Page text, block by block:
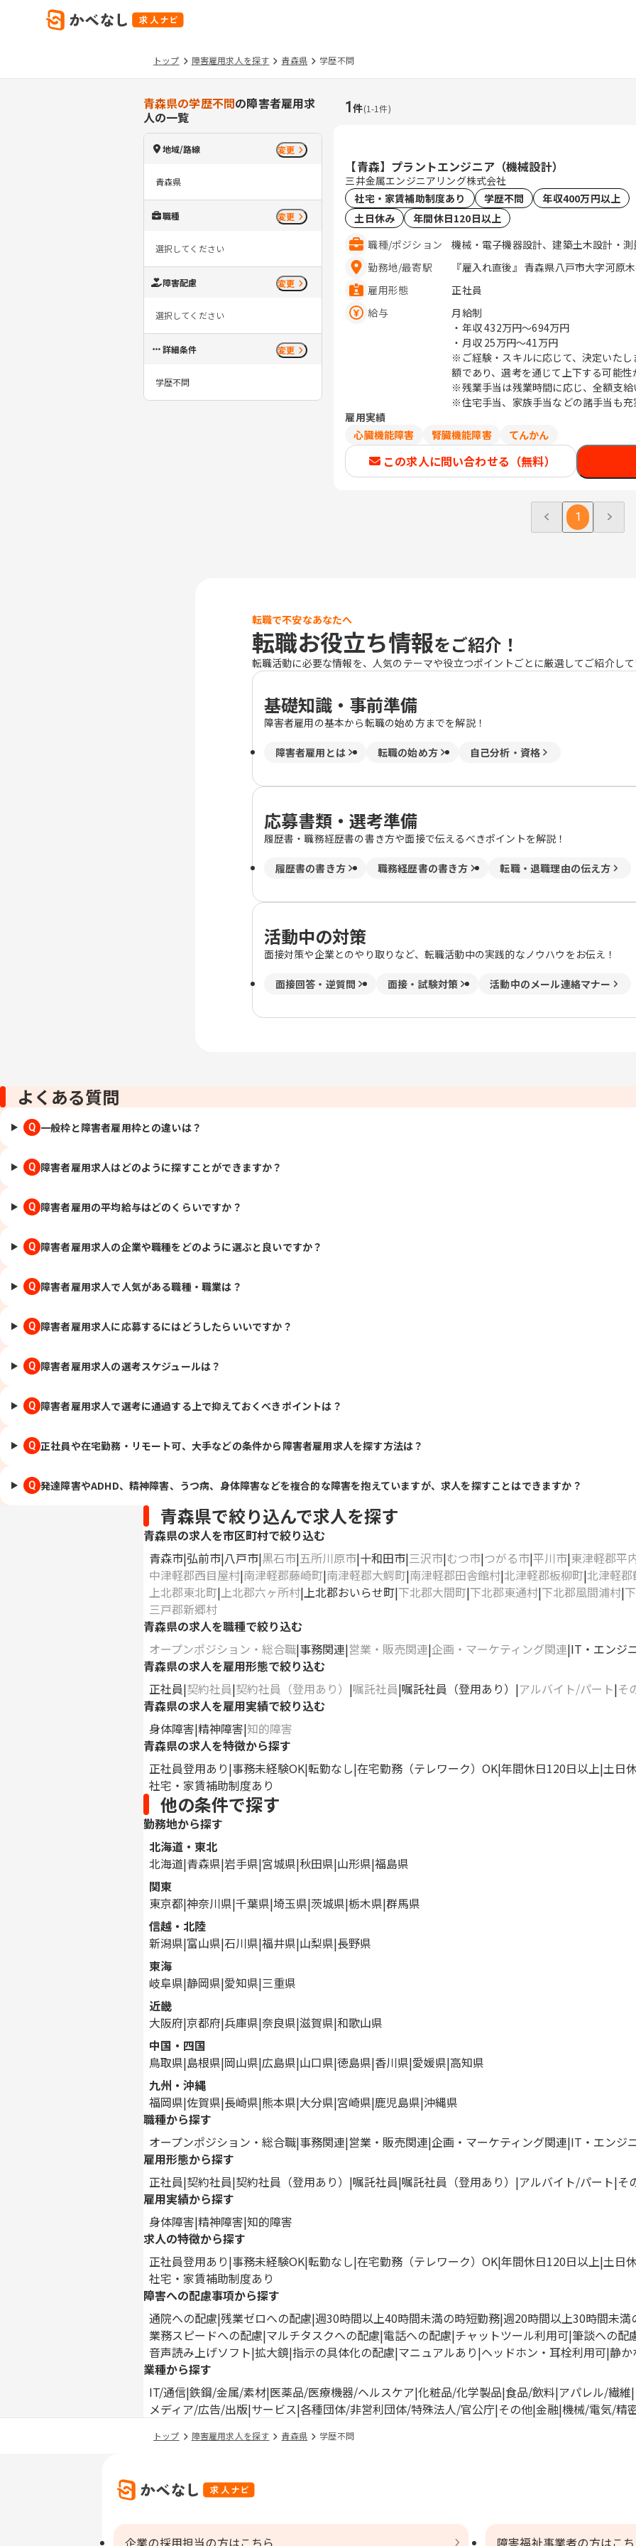
トップ 障害雇用求人を探す 青森県 学歴不問
青森県の学歴不問の障害者雇用求
人の一覧
地域/路線 変更
青森県
職種 変更
選択してください
障害配慮 変更
選択してください
詳細条件 変更
学歴不問
1件(1-1件)
【青森】プラントエンジニア（機械設計）
三井金属エンジニアリング株式会社
社宅・家賃補助制度あり
学歴不問
年収400万円以上
土日休み
年間休日120日以上
職種/ポジション
機械・電子機器設計、建築土木設計・
勤務地/最寄駅
『雇入れ直後』 青森県八戸市
雇用形態
正社員
給与
月給制
・年収432万円〜694万円
・月収 25万円〜41万円
※ご経験・スキルに応じて、決定いた
額であり、選考を通じて上下する可能性
※残業手当は残業時間に応じ、全額支給
※住宅手当、家族手当などの諸手当も充
雇用実績
心臓機能障害
腎臓機能障害 てんかん
この求人に問い合わせる（無料）
1
転職で不安なあなたへ
転職お役立ち情報をご紹介！
転職活動に必要な情報を、人気のテーマや役立つポイントごとに厳選してご紹介し
基礎知識・事前準備
障害者雇用の基本から転職の始め方までを解説！
障害者雇用とは 転職の始め方 自己分析・資格
応募書類・選考準備
履歴書・職務経歴書の書き方や面接で伝えるべきポイントを解説！
履歴書の書き方 職務経歴書の書き方 転職・退職理由の伝え方
活動中の対策
面接対策や企業とのやり取りなど、転職活動中の実践的なノウハウをお伝え！
面接回答・逆質問 面接・試験対策 活動中のメール連絡マナー
よくある質問
Q 一般枠と障害者雇用枠との違いは？
Q 障害者雇用求人はどのように探すことができますか？
Q 障害者雇用の平均給与はどのくらいですか？
Q 障害者雇用求人の企業や職種をどのように選ぶと良いですか？
Q 障害者雇用求人で人気がある職種・職業は？
Q 障害者雇用求人に応募するにはどうしたらいいですか？
Q 障害者雇用求人の選考スケジュールは？
Q 障害者雇用求人で選考に通過する上で抑えておくべきポイントは？
Q 正社員や在宅勤務・リモート可、大手などの条件から障害者雇用求人を探す方法は？
Q 発達障害やADHD、精神障害、うつ病、身体障害などを複合的な障害を抱えていますが、求人を探すことはできますか？
青森県で絞り込んで求人を探す
青森県の求人を市区町村で絞り込む
青森市 弘前市 八戸市 黒石市 五所川原市 十和田市 三沢市 むつ市 つがる市 平川市 東津軽郡平
中津軽郡西目屋村 南津軽郡藤崎町 南津軽郡大鰐町 南津軽郡田舎館村 北津軽郡板柳町 北津軽郡
上北郡東北町 上北郡六ヶ所村 上北郡おいらせ町 下北郡大間町 下北郡東通村 下北郡風間浦村
三戸郡新郷村
青森県の求人を職種で絞り込む
オープンポジション・総合職 事務関連 営業・販売関連 企画・マーケティング関連 IT・エンジ
青森県の求人を雇用形態で絞り込む
正社員 契約社員 契約社員（登用あり） 嘱託社員 嘱託社員（登用あり） アルバイト/パート そ
青森県の求人を雇用実績で絞り込む
身体障害 精神障害 知的障害
青森県の求人を特徴から探す
正社員登用あり 事務未経験OK 転勤なし 在宅勤務（テレワーク）OK 年間休日120日以上 土日
社宅・家賃補助制度あり
他の条件で探す
勤務地から探す
北海道・東北
北海道 青森県 岩手県 宮城県 秋田県 山形県 福島県
関東
東京都 神奈川県 千葉県 埼玉県 茨城県 栃木県 群馬県
信越・北陸
新潟県 富山県 石川県 福井県 山梨県 長野県
東海
岐阜県 静岡県 愛知県 三重県
近畿
大阪府 京都府 兵庫県 奈良県 滋賀県 和歌山県
中国・四国
鳥取県 島根県 岡山県 広島県 山口県 徳島県 香川県 愛媛県 高知県
九州・沖縄
福岡県 佐賀県 長崎県 熊本県 大分県 宮崎県 鹿児島県 沖縄県
職種から探す
オープンポジション・総合職 事務関連 営業・販売関連 企画・マーケティング関連 IT・エンジ
雇用形態から探す
正社員 契約社員 契約社員（登用あり） 嘱託社員 嘱託社員（登用あり） アルバイト/パート そ
雇用実績から探す
身体障害 精神障害 知的障害
求人の特徴から探す
正社員登用あり 事務未経験OK 転勤なし 在宅勤務（テレワーク）OK 年間休日120日以上 土日
社宅・家賃補助制度あり
障害への配慮事項から探す
通院への配慮 残業ゼロへの配慮 週30時間以上40時間未満の時短勤務 週20時間以上30時間未満
業務スピードへの配慮 マルチタスクへの配慮 電話への配慮 チャットツール利用可 筆談への配
音声読み上げソフト 拡大鏡 指示の具体化の配慮 マニュアルあり ヘッドホン・耳栓利用可 静か
業種から探す
IT/通信 鉄鋼/金属/素材 医薬品/医療機器/ヘルスケア 化粧品/化学製品 食品/飲料 アパレル/繊維
メディア/広告/出版 サービス 各種団体/非営利団体/特殊法人/官公庁 その他 金融 機械/電気/精
トップ 障害雇用求人を探す 青森県 学歴不問
企業の採用担当の方はこちら 障害福祉事業者の方はこ